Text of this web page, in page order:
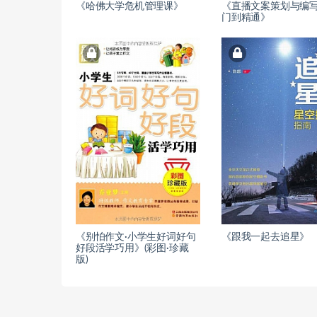
《哈佛大学危机管理课》
《直播文案策划与编
门到精通》
《别怕作文·小学生好词好句
好段活学巧用》(彩图·珍藏
版)
《跟我一起去追星》